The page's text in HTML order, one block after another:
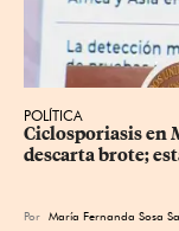
POLÍTICA
Ciclosporiasis en
descarta brote;
Por María Fernanda Sosa